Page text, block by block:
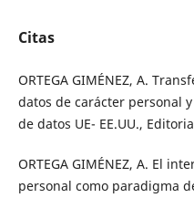
Citas
ORTEGA GIMÉNEZ, A.
datos de carácter personal
de datos UE- EE.UU.,
ORTEGA GIMÉNEZ, A. El
personal como paradigma